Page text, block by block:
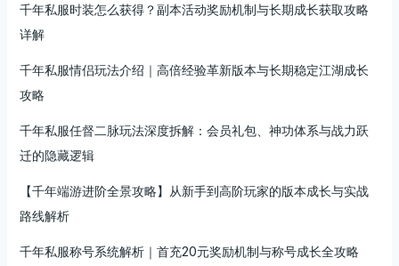
千年私服时装怎么获得？副本活动奖励机制与长期成长获取攻略
详解
千年私服情侣玩法介绍｜高倍经验革新版本与长期稳定江湖成长
攻略
千年私服任督二脉玩法深度拆解：会员礼包、神功体系与战力跃
迁的隐藏逻辑
【千年端游进阶全景攻略】从新手到高阶玩家的版本成长与实战
路线解析
千年私服称号系统解析｜首充20元奖励机制与称号成长全攻略